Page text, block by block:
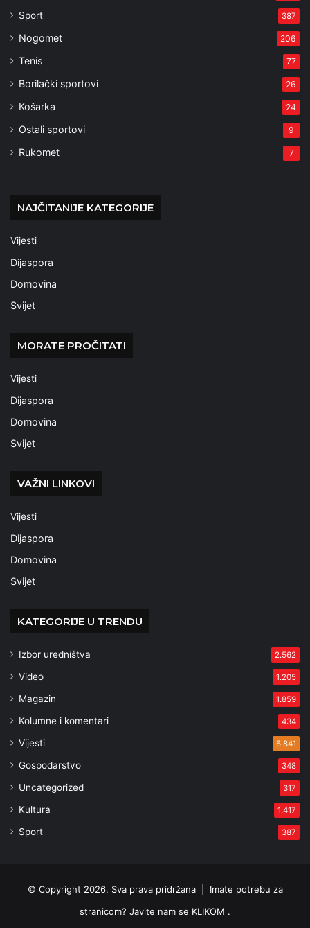
Sport 387
Nogomet 206
Tenis 77
Borilački sportovi 26
Košarka 24
Ostali sportovi 9
Rukomet 7
NAJČITANIJE KATEGORIJE
Vijesti
Dijaspora
Domovina
Svijet
MORATE PROČITATI
Vijesti
Dijaspora
Domovina
Svijet
VAŽNI LINKOVI
Vijesti
Dijaspora
Domovina
Svijet
KATEGORIJE U TRENDU
Izbor uredništva 2.562
Video 1.205
Magazin 1.859
Kolumne i komentari 434
Vijesti 6.841
Gospodarstvo 348
Uncategorized 317
Kultura 1.417
Sport 387
© Copyright 2026, Sva prava pridržana | Imate potrebu za
stranicom? Javite nam se KLIKOM .